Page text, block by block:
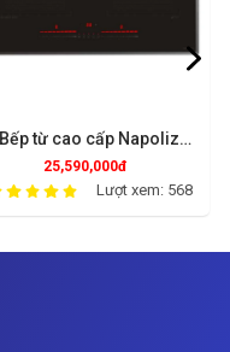
Bếp từ cao cấp Napoliz
ITC866EGO
25,590,000đ
Lượt xem: 568